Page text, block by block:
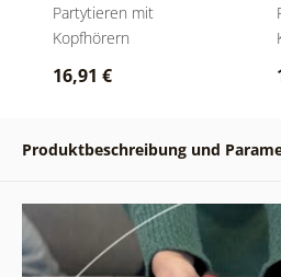
Partytieren mit
Kopfhörern
16,91 €
Produktbeschreibung und